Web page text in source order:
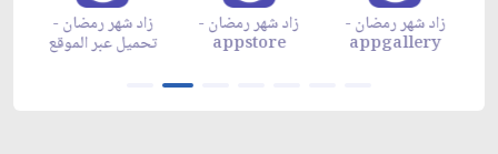
زاد شهر رمضان -
تحميل عبر الموقع
زاد شهر رمضان -
appstore
زاد شهر رمضان -
appgallery